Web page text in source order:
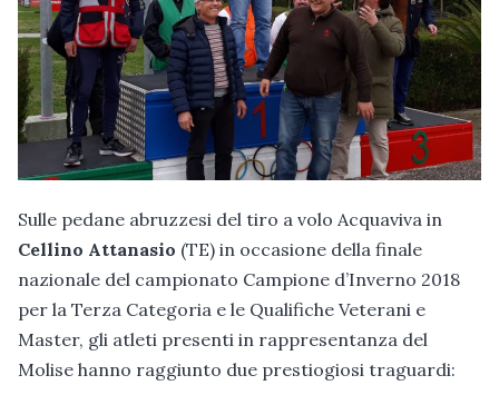
Sulle pedane abruzzesi del tiro a volo Acquaviva in
Cellino Attanasio (TE) in occasione della finale
nazionale del campionato Campione d’Inverno 2018
per la Terza Categoria e le Qualifiche Veterani e
Master, gli atleti presenti in rappresentanza del
Molise hanno raggiunto due prestiogiosi traguardi: